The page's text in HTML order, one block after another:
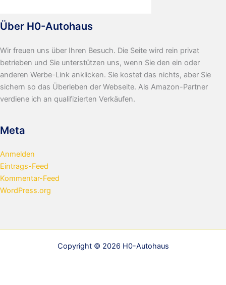
Über H0-Autohaus
Wir freuen uns über Ihren Besuch. Die Seite wird rein privat
betrieben und Sie unterstützen uns, wenn Sie den ein oder
anderen Werbe-Link anklicken. Sie kostet das nichts, aber Sie
sichern so das Überleben der Webseite. Als Amazon-Partner
verdiene ich an qualifizierten Verkäufen.
Meta
Anmelden
Eintrags-Feed
Kommentar-Feed
WordPress.org
Copyright © 2026 H0-Autohaus